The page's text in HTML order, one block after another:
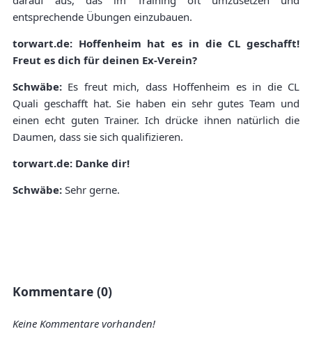
entsprechende Übungen einzubauen.
torwart.de: Hoffenheim hat es in die CL geschafft!
Freut es dich für deinen Ex-Verein?
Schwäbe: Es freut mich, dass Hoffenheim es in die CL
Quali geschafft hat. Sie haben ein sehr gutes Team und
einen echt guten Trainer. Ich drücke ihnen natürlich die
Daumen, dass sie sich qualifizieren.
torwart.de: Danke dir!
Schwäbe: Sehr gerne.
Kommentare (0)
Keine Kommentare vorhanden!